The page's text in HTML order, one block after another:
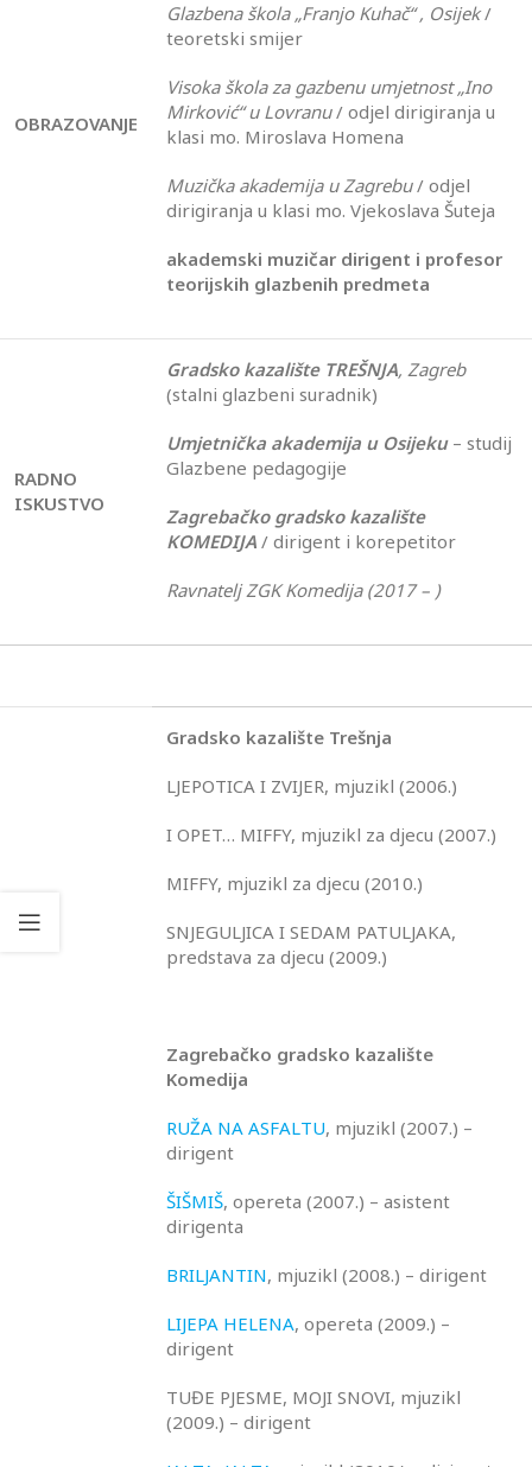
OBRAZOVANJE
Glazbena škola „Franjo Kuhač“ , Osijek/
teoretski smijer
Visoka škola za gazbenu umjetnost „Ino
Mirković“ u Lovranu/ odjel dirigiranja u
klasi mo. Miroslava Homena
Muzička akademija u Zagrebu/ odjel
dirigiranja u klasi mo. Vjekoslava Šuteja
akademski muzičar dirigent i profesor
teorijskih glazbenih predmeta
RADNO
ISKUSTVO
Gradsko kazalište TREŠNJA, Zagreb
(stalni glazbeni suradnik)
Umjetnička akademija u Osijeku– studij
Glazbene pedagogije
Zagrebačko gradsko kazalište
KOMEDIJA / dirigent i korepetitor
Ravnatelj ZGK Komedija (2017 – )
Gradsko kazalište Trešnja
LJEPOTICA I ZVIJER, mjuzikl (2006.)
I OPET… MIFFY, mjuzikl za djecu (2007.)
MIFFY, mjuzikl za djecu (2010.)
SNJEGULJICA I SEDAM PATULJAKA,
predstava za djecu (2009.)
Zagrebačko gradsko kazalište
Komedija
RUŽA NA ASFALTU, mjuzikl (2007.) –
dirigent
ŠIŠMIŠ, opereta (2007.) – asistent
dirigenta
BRILJANTIN, mjuzikl (2008.) – dirigent
LIJEPA HELENA, opereta (2009.) –
dirigent
TUĐE PJESME, MOJI SNOVI, mjuzikl
(2009.) – dirigent